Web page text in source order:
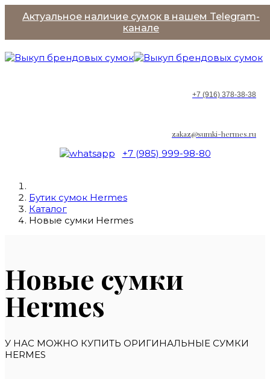
Актуальное наличие сумок в нашем Telegram-
канале
+7 (916) 378-38-38
zakaz@sumki-hermes.ru
+7 (985) 999-98-80
Бутик сумок Hermes
Каталог
Новые сумки Hermes
Новые сумки
Hermes
У НАС МОЖНО КУПИТЬ ОРИГИНАЛЬНЫЕ СУМКИ
HERMES